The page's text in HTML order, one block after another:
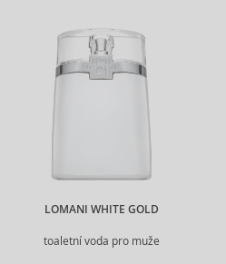
LOMANI WHITE GOLD
toaletní voda pro muže